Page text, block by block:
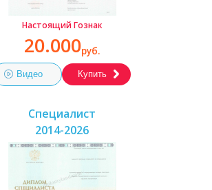
Настоящий Гознак
20.000руб.
Видео Купить
Специалист
2014-2026